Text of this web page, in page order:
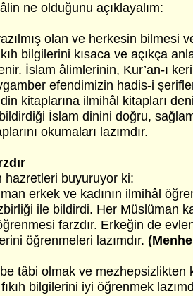
ne olduğunu açıklayalım:
olan ve herkesin bilmesi
bilgilerini kısaca ve açıkça
İslam âlimlerinin, Kur’an-ı
efendimizin hadis-i
din kitaplarına ilmihâl kitapları
İslam dinini doğru,
okumaları lazımdır.
hazretleri buyuruyor ki:
erkek ve kadının ilmihâl
ile bildirdi. Her Müslüman
farzdır. Erkeğin de
öğrenmeleri lazımdır.
tâbi olmak ve mezhepsizlikten
bilgilerini iyi öğrenmek